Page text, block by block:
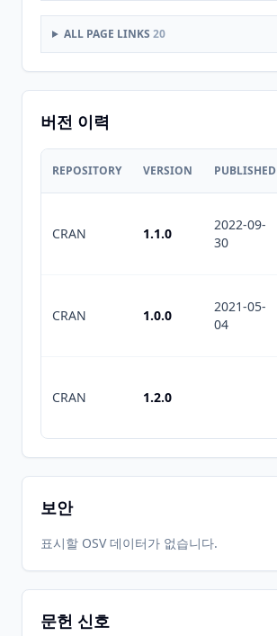
ALL PAGE LINKS 20
버전 이력
REPOSITORY VERSION PUBLISHED
CRAN 1.1.0
2022-09-
30
CRAN 1.0.0
2021-05-
04
CRAN 1.2.0
보안
표시할 OSV 데이터가 없습니다.
문헌 신호